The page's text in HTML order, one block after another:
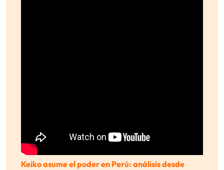
Keiko asume el poder en Perú: análisis desde